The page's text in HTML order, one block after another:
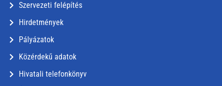
Szervezeti felépítés
Hirdetmények
Pályázatok
Közérdekű adatok
Hivatali telefonkönyv